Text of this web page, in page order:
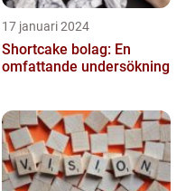
17 januari 2024
Shortcake bolag: En
omfattande undersökning